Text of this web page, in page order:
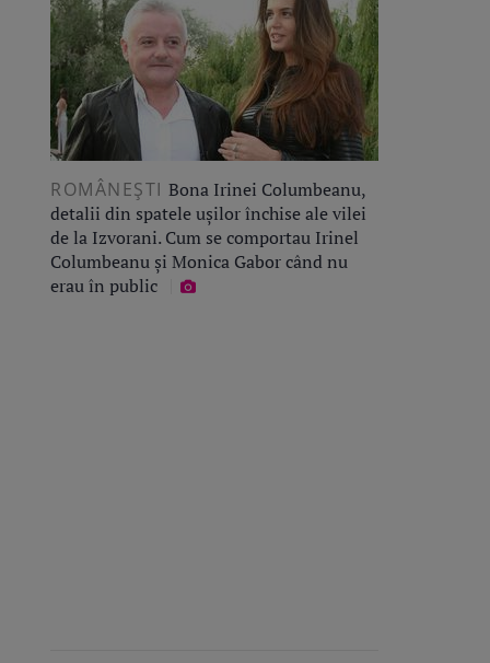
ROMÂNEŞTI Bona Irinei Columbeanu,
detalii din spatele ușilor închise ale vilei
de la Izvorani. Cum se comportau Irinel
Columbeanu și Monica Gabor când nu
erau în public